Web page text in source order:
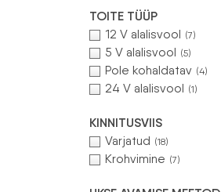
TOITE TÜÜP
12 V alalisvool (7)
5 V alalisvool (5)
Pole kohaldatav (4)
24 V alalisvool (1)
KINNITUSVIIS
Varjatud (18)
Krohvimine (7)